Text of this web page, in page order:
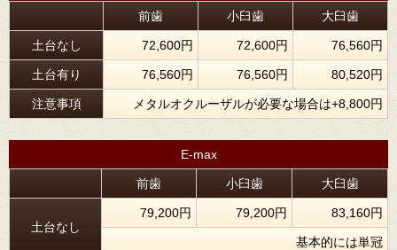
前歯 小臼歯 大臼歯
土台なし 72,600円 72,600円 76,560円
土台有り 76,560円 76,560円 80,520円
注意事項 メタルオクルーザルが必要な場合は+8,800円
E-max
前歯 小臼歯 大臼歯
土台なし
79,200円 79,200円 83,160円
基本的には単冠